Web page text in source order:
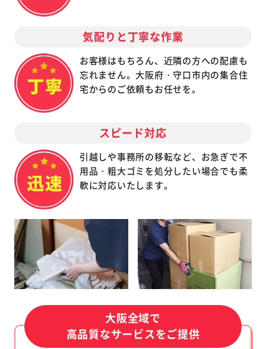
気配りと丁寧な作業
お客様はもちろん、近隣の方への配慮も
忘れません。大阪府・守口市内の集合住
宅からのご依頼もお任せを。
スピード対応
引越しや事務所の移転など、お急ぎで不
用品・粗大ゴミを処分したい場合でも柔
軟に対応いたします。
大阪全域で
高品質なサービスをご提供